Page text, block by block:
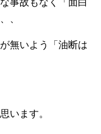
事故もなく「面白
、
無いよう「油断は
います。